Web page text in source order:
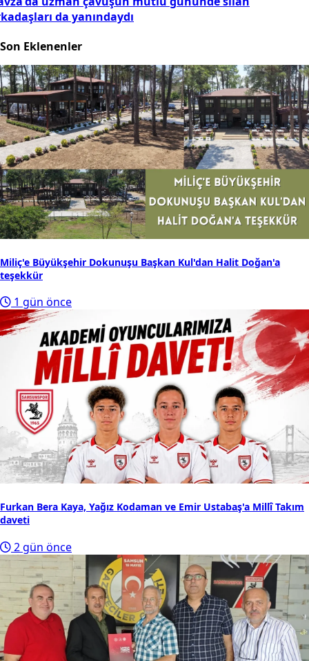
da yanındaydı
Son Eklenenler
Miliç'e Büyükşehir Dokunuşu Başkan Kul'dan Halit Doğan'a
teşekkür
1 gün önce
Furkan Bera Kaya, Yağız Kodaman ve Emir Ustabaş'a Millî Takım
daveti
2 gün önce